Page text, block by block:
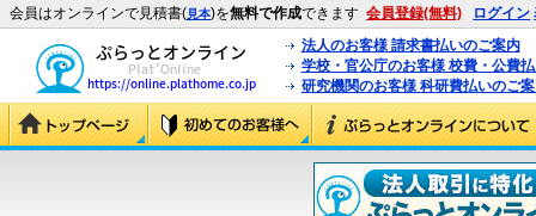
会員はオンラインで見積書(見本)を無料で作成できます 会員登録(無料) ログイン
法人のお客様 請求書払いのご案内
学校・官公庁のお客様 校費・公費
研究機関のお客様 科研費払いのご